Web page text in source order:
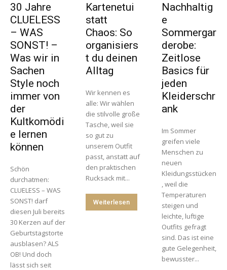
30 Jahre
CLUELESS
– WAS
SONST! –
Was wir in
Sachen
Style noch
immer von
der
Kultkomödi
e lernen
können
Schön
durchatmen:
CLUELESS – WAS
SONST! darf
diesen Juli bereits
30 Kerzen auf der
Geburtstagstorte
ausblasen? ALS
OB! Und doch
lässt sich seit
Kartenetui
statt
Chaos: So
organisiers
t du deinen
Alltag
Wir kennen es
alle: Wir wählen
die stilvolle große
Tasche, weil sie
so gut zu
unserem Outfit
passt, anstatt auf
den praktischen
Rucksack mit...
Weiterlesen
Nachhaltig
e
Sommergar
derobe:
Zeitlose
Basics für
jeden
Kleiderschr
ank
Im Sommer
greifen viele
Menschen zu
neuen
Kleidungsstücken
, weil die
Temperaturen
steigen und
leichte, luftige
Outfits gefragt
sind. Das ist eine
gute Gelegenheit,
bewusster...